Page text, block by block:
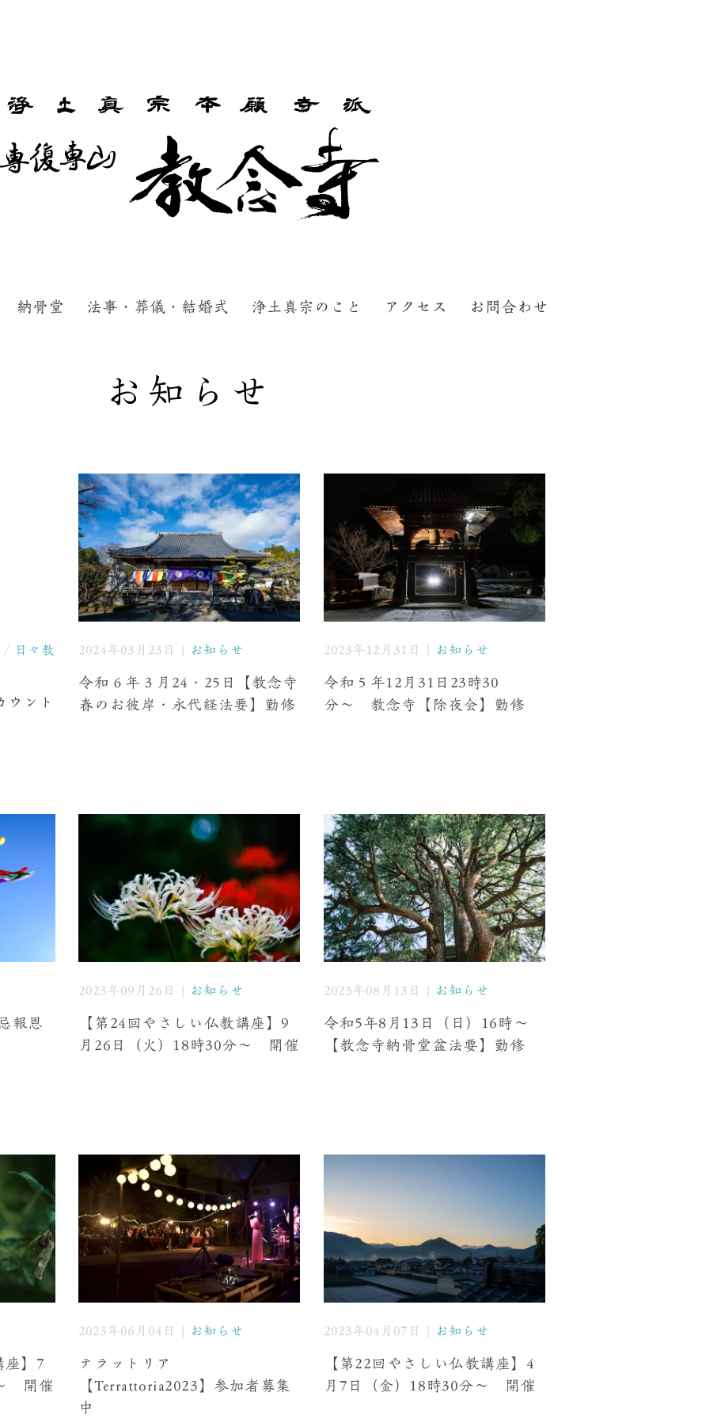
納骨堂 法事・葬儀・結婚式 浄土真宗のこと アクセス お問合わせ
お知らせ
/
日々教
ウント
2024年03月23日 | お知らせ
令和６年３月24・25日【教念寺
春のお彼岸・永代経法要】勤修
2023年12月31日 | お知らせ
令和５年12月31日23時30
分〜 教念寺【除夜会】勤修
報恩
2023年09月26日 | お知らせ
【第24回やさしい仏教講座】9
月26日（火）18時30分〜 開催
2023年08月13日 | お知らせ
令和5年8月13日（日）16時〜
【教念寺納骨堂盆法要】勤修
座】7
開催
2023年06月04日 | お知らせ
テラットリア
【Terrattoria2023】参加者募集
中
2023年04月07日 | お知らせ
【第22回やさしい仏教講座】4
月7日（金）18時30分〜 開催